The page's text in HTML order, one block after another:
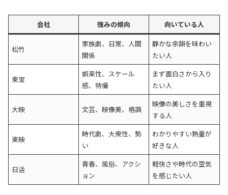
会社 強みの傾向 向いている人
松竹
家族劇、日常、人間
関係
静かな余韻を味わい
たい人
東宝
娯楽性、スケール
感、特撮
まず面白さから入り
たい人
大映 文芸、映像美、格調
映像の美しさを重視
する人
東映
時代劇、大衆性、勢
い
わかりやすい熱量が
好きな人
日活
青春、風俗、アクシ
ョン
軽快さや時代の空気
を感じたい人